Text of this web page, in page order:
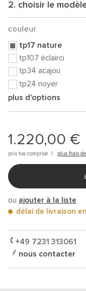
2. choisir le
couleur
tp17 nature
tp107 éclairci
tp34 acajou
tp24 noyer
plus d'options
1.220,00 €
prix tva comprise | plus frais
ou ajouter à la liste
délai de livraison
+49 7231 313061
nous contacter